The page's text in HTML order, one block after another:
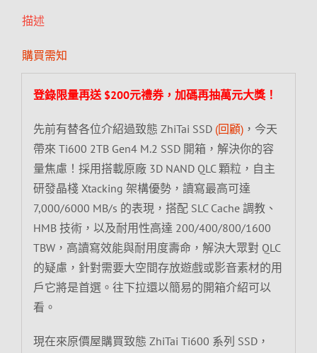
描述
購買需知
登錄限量再送 $200元禮券，加碼再抽萬元大獎！
先前有替各位介紹過致態 ZhiTai SSD (回顧)，今天
帶來 Ti600 2TB Gen4 M.2 SSD 開箱，解決你的容
量焦慮！採用搭載原廠 3D NAND QLC 顆粒，自主
研發晶棧 Xtacking 架構優勢，讀寫最高可達
7,000/6000 MB/s 的表現，搭配 SLC Cache 調教、
HMB 技術，以及耐用性高達 200/400/800/1600
TBW，高讀寫效能與耐用度壽命，解決大眾對 QLC
的疑慮，針對需要大空間存放遊戲或影音素材的用
戶它將是首選。往下拉還以簡易的開箱介紹可以
看。
現在來原價屋購買致態 ZhiTai Ti600 系列 SSD，